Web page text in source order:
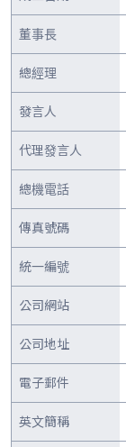
董事長
總經理
發言人
代理發言人
總機電話
傳真號碼
統一編號
公司網站
公司地址
電子郵件
英文簡稱